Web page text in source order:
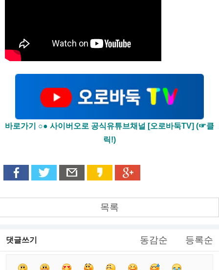
바로가기 ○● 사이버오로 공식유튜브채널 [오로바둑TV] (☞클
릭!)
목록
댓글쓰기 동감순 등록순